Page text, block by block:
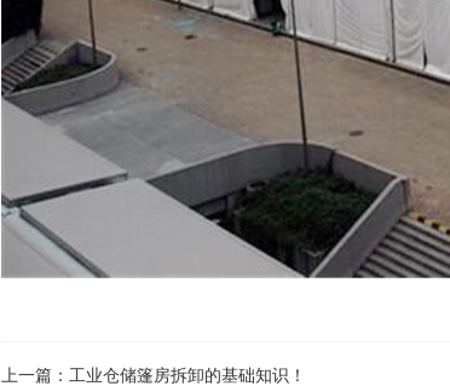
上一篇：工业仓储篷房拆卸的基础知识！